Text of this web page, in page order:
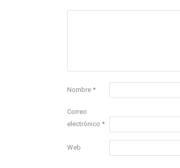
Nombre *
Correo
electrónico *
Web